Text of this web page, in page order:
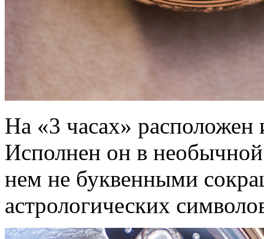
На «3 часах» расположен
Исполнен он в
нем не буквенными
астрологических